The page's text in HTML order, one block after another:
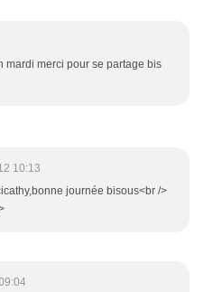
mardi merci pour se partage bis
10:13
journée bisous<br />